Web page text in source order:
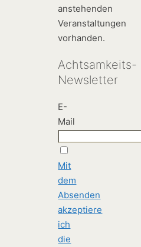
anstehenden
Veranstaltungen
vorhanden.
Achtsamkeits-
Newsletter
E-
Mail
Mit
dem
Absenden
akzeptiere
ich
die